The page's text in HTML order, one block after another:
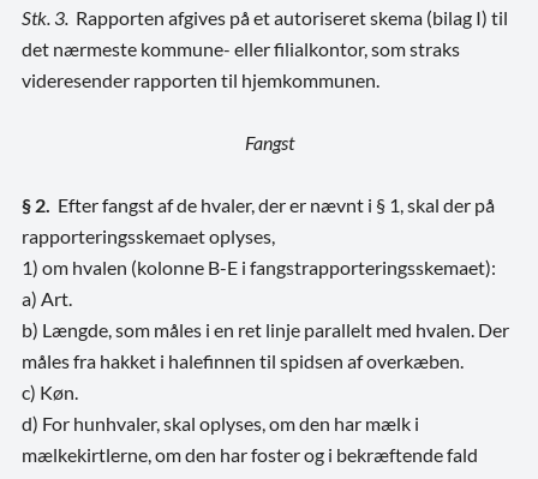
Stk. 3. Rapporten afgives på et autoriseret skema (bilag I) til
det nærmeste kommune- eller filialkontor, som straks
videresender rapporten til hjemkommunen.
Fangst
§ 2. Efter fangst af de hvaler, der er nævnt i § 1, skal der på
rapporteringsskemaet oplyses,
1) om hvalen (kolonne B-E i fangstrapporteringsskemaet):
a) Art.
b) Længde, som måles i en ret linje parallelt med hvalen. Der
måles fra hakket i halefinnen til spidsen af overkæben.
c) Køn.
d) For hunhvaler, skal oplyses, om den har mælk i
mælkekirtlerne, om den har foster og i bekræftende fald